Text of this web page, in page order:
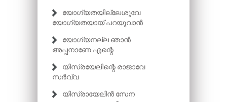
യോഗ്യതയില്ലേശുവേ
യോഗ്യതയായ് പറയുവാൻ
യോഗ്യനല്ല ഞാൻ
അപ്പനാണേ എന്റെ
യിസ്രയേലിന്റെ രാജാവേ
സർവ്വ
യിസ്രായേലിൻ സേന